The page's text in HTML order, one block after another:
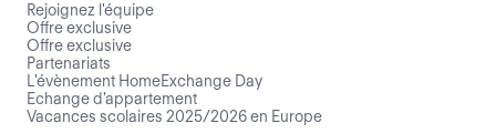
Rejoignez l'équipe
Offre exclusive
Offre exclusive
Partenariats
L'évènement HomeExchange Day
Echange d'appartement
Vacances scolaires 2025/2026 en Europe